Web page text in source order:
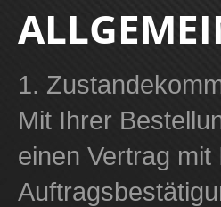
1.
Mit Ihrer
einen Vertrag